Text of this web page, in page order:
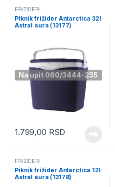
Na upit 060/3444-235
FRIŽIDERI
Piknik frižider Antarctica 32l
Astral aura (13177)
1.799,00 RSD
FRIŽIDERI
Piknik frižider Antarctica 12l
Astral aura (13178)